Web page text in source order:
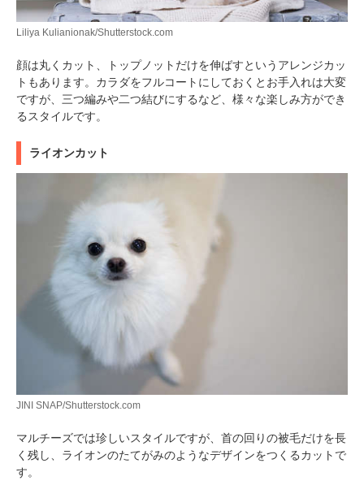
Liliya Kulianionak/Shutterstock.com
顔は丸くカット、トップノットだけを伸ばすというアレンジカッ
トもあります。カラダをフルコートにしておくとお手入れは大変
ですが、三つ編みや二つ結びにするなど、様々な楽しみ方ができ
るスタイルです。
ライオンカット
JINI SNAP/Shutterstock.com
マルチーズでは珍しいスタイルですが、首の回りの被毛だけを長
く残し、ライオンのたてがみのようなデザインをつくるカットで
す。